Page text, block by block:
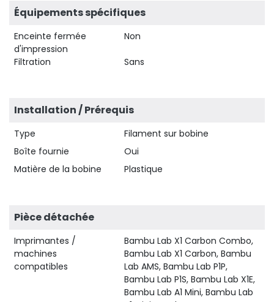
Équipements spécifiques
Enceinte fermée
d'impression
Non
Filtration Sans
Installation / Prérequis
Type
Filament sur bobine
Boîte fournie
Oui
Matière de la bobine
Plastique
Pièce détachée
Imprimantes /
machines
compatibles
Bambu Lab X1 Carbon Combo,
Bambu Lab X1 Carbon, Bambu
Lab AMS, Bambu Lab P1P,
Bambu Lab P1S, Bambu Lab X1E,
Bambu Lab A1 Mini, Bambu Lab